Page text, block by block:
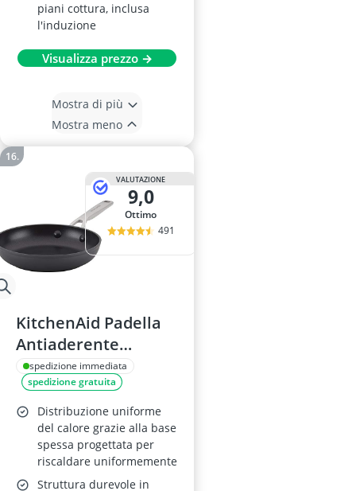
piani cottura, inclusa
l'induzione
Visualizza prezzo →
Mostra di più
Mostra meno
VALUTAZIONE
9,0
Ottimo
491
KitchenAid Padella
Antiaderente
Induzione
spedizione immediata
spedizione gratuita
Distribuzione uniforme
del calore grazie alla base
spessa progettata per
riscaldare uniformemente
Struttura durevole in